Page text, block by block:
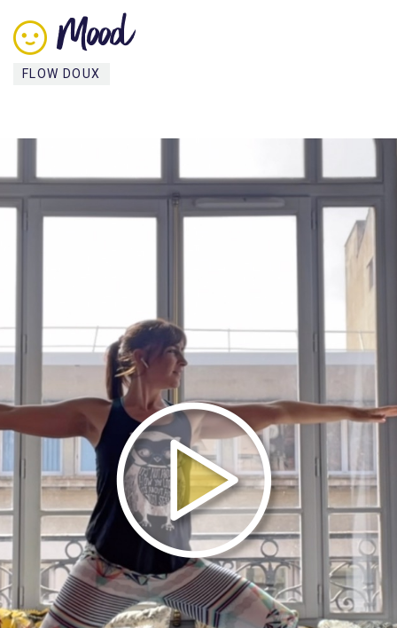
Mood
FLOW DOUX